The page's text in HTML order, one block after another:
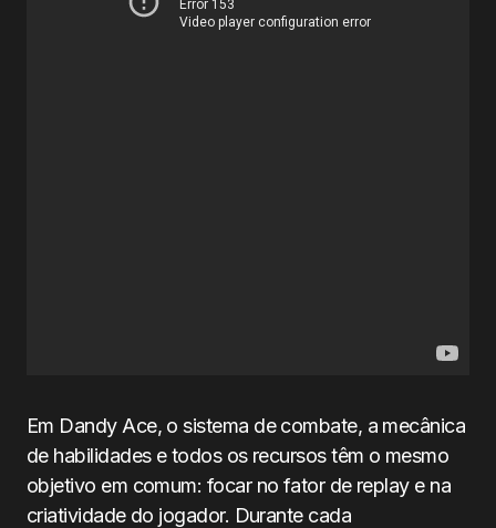
Em Dandy Ace, o sistema de combate, a mecânica
de habilidades e todos os recursos têm o mesmo
objetivo em comum: focar no fator de replay e na
criatividade do jogador. Durante cada